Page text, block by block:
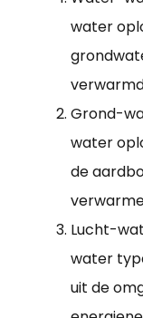
water
Grond-
water
de
Lucht-
water
uit de